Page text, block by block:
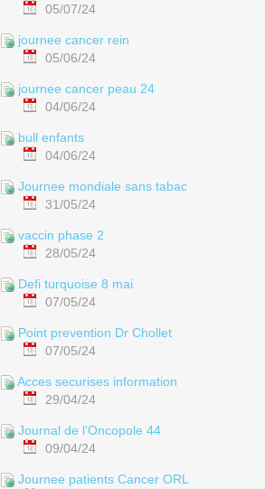
05/07/24
journee cancer rein
05/06/24
journee cancer peau 24
04/06/24
bull enfants
04/06/24
Journee mondiale sans tabac
31/05/24
vaccin phase 2
28/05/24
Defi turquoise 8 mai
07/05/24
Point prevention Dr Chollet
07/05/24
Acces securises information
29/04/24
Journal de l'Oncopole 44
09/04/24
Journee patients Cancer ORL